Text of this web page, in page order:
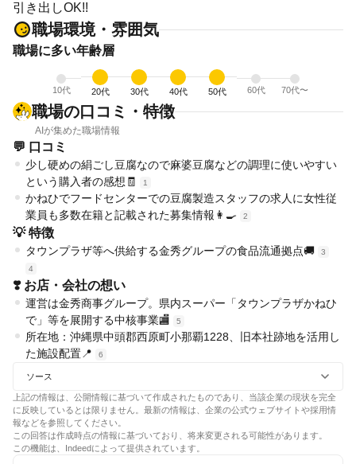
引き出しOK!!
職場環境・雰囲気
職場に多い年齢層
10代 20代 30代 40代 50代 60代 70代〜
職場の口コミ・特徴
AIが集めた職場情報
💬 口コミ
少し硬めの絹ごし豆腐なので麻婆豆腐などの調理に使いやすい
という購入者の感想🧾
1
かねひでフードセンターでの豆腐製造スタッフの求人に女性従
業員も多数在籍と記載された募集情報👩‍🍳
2
💡 特徴
タウンプラザ等へ供給する金秀グループの食品流通拠点🚚
3
4
❣️ お店・会社の想い
運営は金秀商事グループ。県内スーパー「タウンプラザかねひ
で」等を展開する中核事業🏬
5
所在地：沖縄県中頭郡西原町小那覇1228、旧本社跡地を活用し
た施設配置📍
6
ソース
上記の情報は、公開情報に基づいて作成されたものであり、当該企業の現状を完全
に反映しているとは限りません。最新の情報は、企業の公式ウェブサイトや採用情
報などを参照してください。
この回答は作成時点の情報に基づいており、将来変更される可能性があります。
この機能は、Indeedによって提供されています。